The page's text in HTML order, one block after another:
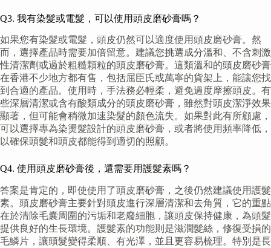
Q3. 我有染髮或電髮，可以使用頭皮磨砂膏嗎？
如果您有染髮或電髮，頭皮仍然可以適度使用頭皮磨砂膏。然
而，選擇產品時需要加倍留意。建議您挑選成分溫和、不含刺激
性清潔劑或過於粗糙顆粒的頭皮磨砂膏。這類溫和的頭皮磨砂膏
在香港不少地方都有售，包括屈臣氏或萬寧的貨架上，能讓您找
到合適的產品。使用時，手法務必輕柔，避免過度摩擦頭皮。有
些深層清潔或含有酸類成分的頭皮磨砂膏，雖然對頭皮潔淨效果
顯著，但可能會稍微加速染髮的顏色流失。如果對此有所顧慮，
可以選擇專為染燙髮設計的頭皮磨砂膏，或者將使用頻率降低，
以確保頭髮和頭皮都能得到適切的照顧。
Q4. 使用頭皮磨砂膏後，還需要用護髮素嗎？
答案是肯定的，即使使用了頭皮磨砂膏，之後仍然建議使用護髮
素。頭皮磨砂膏主要針對頭皮進行深層清潔和去角質，它的重點
在於清除毛囊周圍的污垢和老廢細胞，讓頭皮保持健康，為頭髮
提供良好的生長環境。護髮素的功能則是滋潤髮絲，修復受損的
毛鱗片，讓頭髮變得柔順、有光澤，並且更容易梳理。特別是長